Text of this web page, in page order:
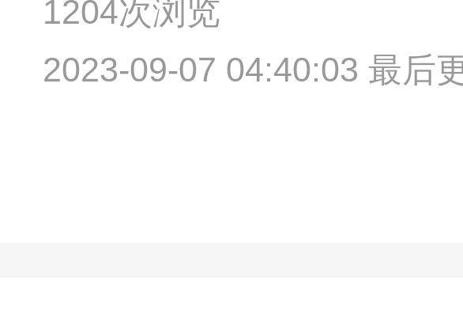
1204次浏览
2023-09-07 04:40:03 最后